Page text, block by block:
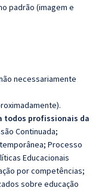
padrão (imagem e
necessariamente
todos profissionais da
Continuada;
Processo
Educacionais
por competências;
sobre educação